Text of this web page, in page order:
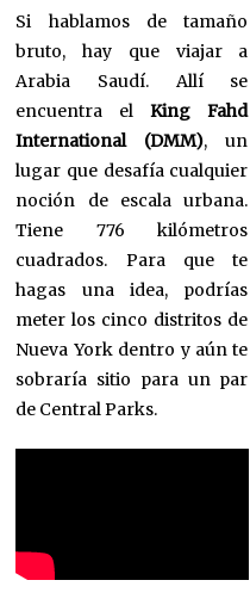
Si hablamos de tamaño
bruto, hay que viajar a
Arabia Saudí. Allí se
encuentra el King Fahd
International (DMM), un
lugar que desafía cualquier
noción de escala urbana.
Tiene 776 kilómetros
cuadrados. Para que te
hagas una idea, podrías
meter los cinco distritos de
Nueva York dentro y aún te
sobraría sitio para un par
de Central Parks.